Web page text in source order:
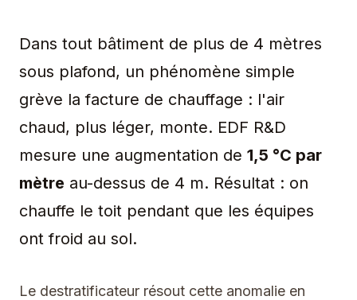
Dans tout bâtiment de plus de 4 mètres
sous plafond, un phénomène simple
grève la facture de chauffage : l'air
chaud, plus léger, monte. EDF R&D
mesure une augmentation de 1,5 °C par
mètre au-dessus de 4 m. Résultat : on
chauffe le toit pendant que les équipes
ont froid au sol.
Le destratificateur résout cette anomalie en